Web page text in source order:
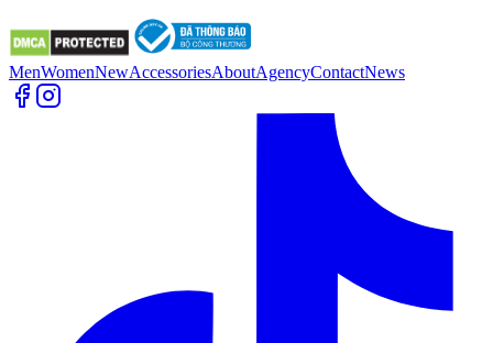
MenWomenNewAccessoriesAboutAgencyContactNews